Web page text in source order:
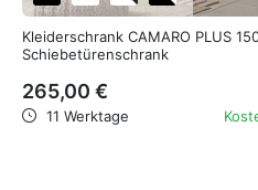
Kleiderschrank CAMARO PLUS
Schiebetürenschrank
265,00 €
11 Werktage